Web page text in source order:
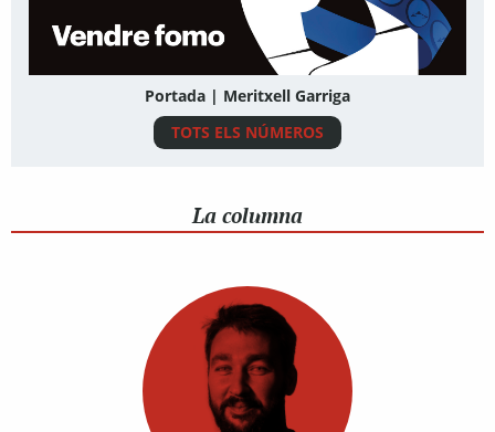
Portada | Meritxell Garriga
TOTS ELS NÚMEROS
La columna